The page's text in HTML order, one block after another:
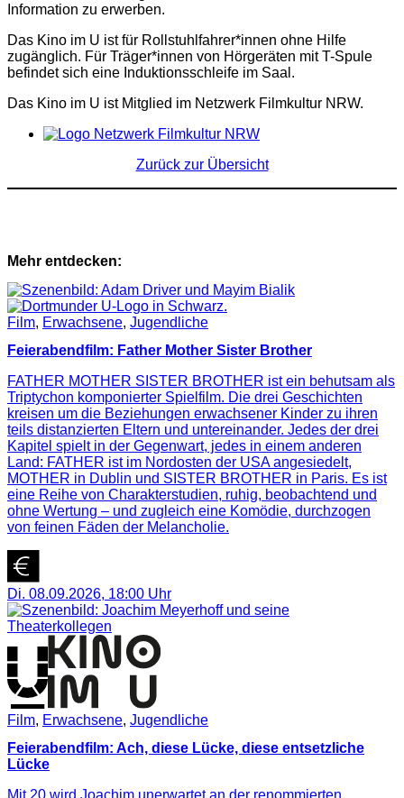
Information zu erwerben.
Das Kino im U ist für Rollstuhlfahrer*innen ohne Hilfe
zugänglich. Für Träger*innen von Hörgeräten mit T-Spule
befindet sich eine Induktionsschleife im Saal.
Das Kino im U ist Mitglied im Netzwerk Filmkultur NRW.
Zurück zur Übersicht
Mehr entdecken:
Film, Erwachsene, Jugendliche
Feierabendfilm: Father Mother Sister Brother
FATHER MOTHER SISTER BROTHER ist ein behutsam als
Triptychon komponierter Spielfilm. Die drei Geschichten
kreisen um die Beziehungen erwachsener Kinder zu ihren
teils distanzierten Eltern und untereinander. Jedes der drei
Kapitel spielt in der Gegenwart, jedes in einem anderen
Land: FATHER ist im Nordosten der USA angesiedelt,
MOTHER in Dublin und SISTER BROTHER in Paris. Es ist
eine Reihe von Charakterstudien, ruhig, beobachtend und
ohne Wertung – und zugleich eine Komödie, durchzogen
von feinen Fäden der Melancholie.
Di. 08.09.2026, 18:00 Uhr
Film, Erwachsene, Jugendliche
Feierabendfilm: Ach, diese Lücke, diese entsetzliche
Lücke
Mit 20 wird Joachim unerwartet an der renommierten